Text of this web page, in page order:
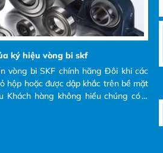
ký hiệu vòng bi skf
vòng bi SKF chính hãng Đôi khi các
hộp hoặc được dập khắc trên bề mặt
Khách hàng không hiểu chúng có ý